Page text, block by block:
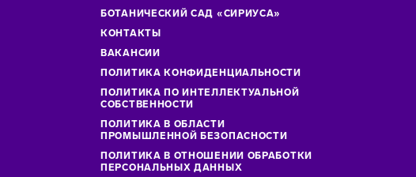
БОТАНИЧЕСКИЙ САД «СИРИУСА»
КОНТАКТЫ
ВАКАНСИИ
ПОЛИТИКА КОНФИДЕНЦИАЛЬНОСТИ
ПОЛИТИКА ПО ИНТЕЛЛЕКТУАЛЬНОЙ
СОБСТВЕННОСТИ
ПОЛИТИКА В ОБЛАСТИ
ПРОМЫШЛЕННОЙ БЕЗОПАСНОСТИ
ПОЛИТИКА В ОТНОШЕНИИ ОБРАБОТКИ
ПЕРСОНАЛЬНЫХ ДАННЫХ